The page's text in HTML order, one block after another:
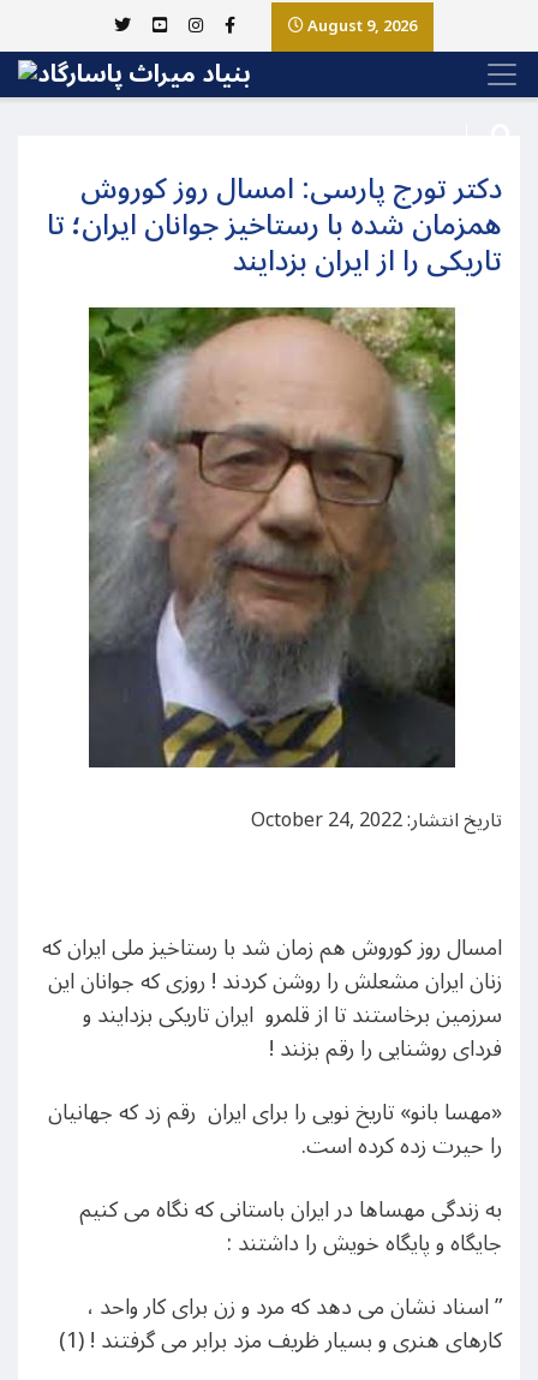
August 9, 2026
دکتر تورج پارسی: امسال روز کوروش
همزمان شده با رستاخیز جوانان ایران؛ تا
تاریکی را از ایران بزدایند
تاریخ انتشار: October 24, 2022
امسال روز کوروش هم زمان شد با رستاخیز ملی ایران که
زنان ایران مشعلش را روشن کردند ! روزی که جوانان این
سرزمین برخاستند تا از قلمرو ایران تاریکی بزدایند و
فردای روشنایی را رقم بزنند !
«مهسا بانو» تاریخ نویی را برای ایران رقم زد که جهانیان
را حیرت زده کرده است.
به زندگی مهساها در ایران باستانی که نگاه می کنیم
جایگاه و پایگاه خویش را داشتند :
” اسناد نشان می دهد که مرد و زن برای کار واحد ،
کارهای هنری و بسیار ظریف مزد برابر می گرفتند ! (1)